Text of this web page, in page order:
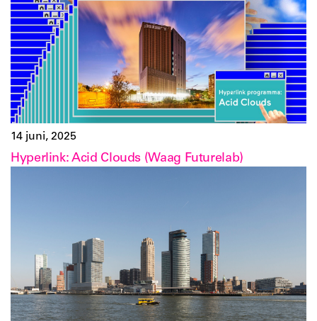
14 juni, 2025
Hyperlink: Acid Clouds (Waag Futurelab)